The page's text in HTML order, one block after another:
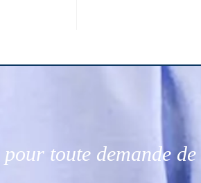
toute demande de